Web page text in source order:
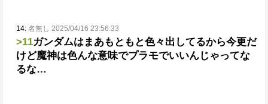
14: 名無し 2025/04/16 23:56:33
>11ガンダムはまあもともと色々出してるから今更だ
けど魔神は色んな意味でプラモでいいんじゃってな
るな…